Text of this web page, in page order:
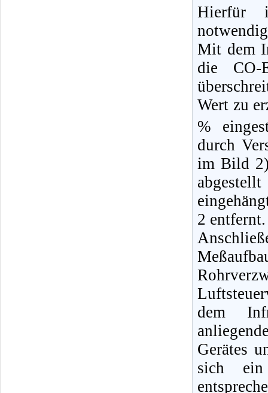
Hierfür
Mit dem
die CO-
Wert zu
%
durch
im Bild
2 entfernt.
dem
Gerätes
sich ein